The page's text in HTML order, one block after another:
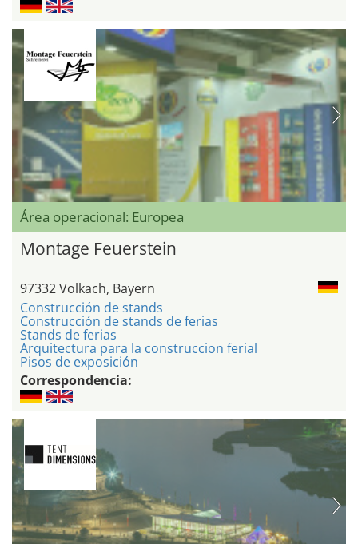
Área operacional: Europea
Montage Feuerstein
97332 Volkach, Bayern
Construcción de stands
Construcción de stands de ferias
Stands de ferias
Arquitectura para la construccion ferial
Pisos de exposición
Correspondencia: